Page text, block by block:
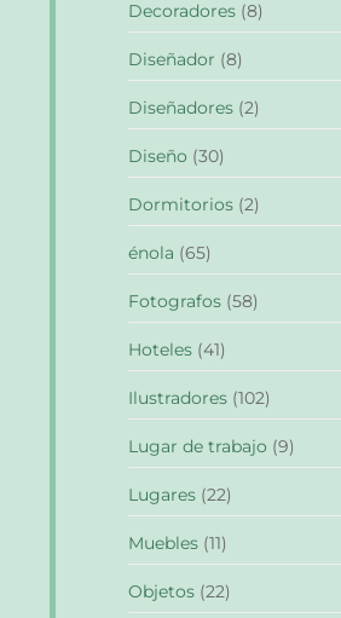
Decoradores (8)
Diseñador (8)
Diseñadores (2)
Diseño (30)
Dormitorios (2)
énola (65)
Fotografos (58)
Hoteles (41)
Ilustradores (102)
Lugar de trabajo (9)
Lugares (22)
Muebles (11)
Objetos (22)